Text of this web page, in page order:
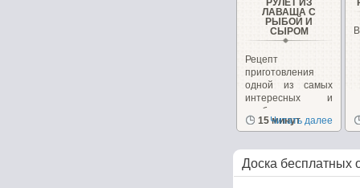
РУЛЕТ ИЗ
ЛАВАША С
РЫБОЙ И
СЫРОМ
Рецепт
приготовления
одной из самых
интересных и
необычных
закусок, которую...
15 минут
Читать далее
Доска бесплатных